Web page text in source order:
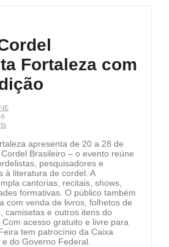
Fortaleza com
apresenta de 20 a 28 de
Brasileiro – o evento reúne
pesquisadores e
à literatura de cordel. A
cantorias, recitais, shows,
formativas. O público também
com venda de livros, folhetos de
camisetas e outros itens do
acesso gratuito e livre para
tem patrocínio da Caixa
do Governo Federal.